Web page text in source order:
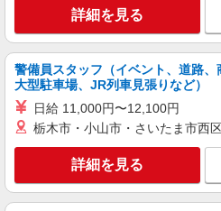
パート 派遣社員
日研トータルソーシング株式会社 メ
未経験・無資格
時給1,450円〜
り） ※給与幅
味鋺駅 ★勤務地は3000ヶ所以上★ 自宅から通い
やすいエリアなど
い！！
詳細を見る
警備員スタッフ（イベント、道路、
大型駐車場、JR列車見張りなど）
日給 11,000円〜12,100円
栃木市・小山市・さいたま市西
詳細を見る